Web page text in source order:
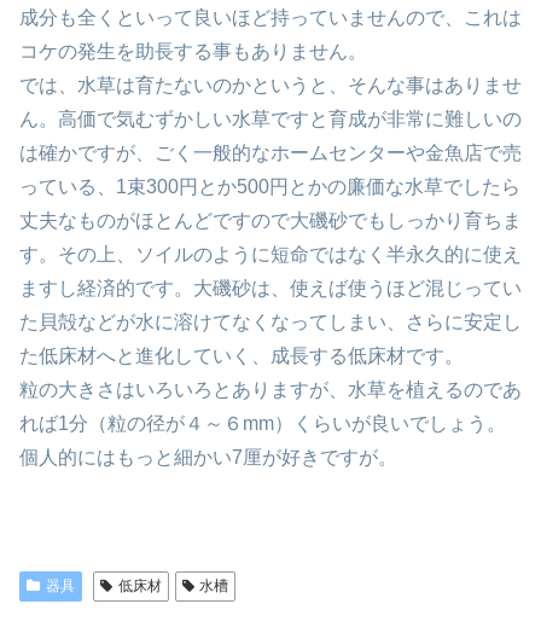
成分も全くといって良いほど持っていませんので、これは
コケの発生を助長する事もありません。
では、水草は育たないのかというと、そんな事はありませ
ん。高価で気むずかしい水草ですと育成が非常に難しいの
は確かですが、ごく一般的なホームセンターや金魚店で売
っている、1束300円とか500円とかの廉価な水草でしたら
丈夫なものがほとんどですので大磯砂でもしっかり育ちま
す。その上、ソイルのように短命ではなく半永久的に使え
ますし経済的です。大磯砂は、使えば使うほど混じってい
た貝殻などが水に溶けてなくなってしまい、さらに安定し
た低床材へと進化していく、成長する低床材です。
粒の大きさはいろいろとありますが、水草を植えるのであ
れば1分（粒の径が４～６mm）くらいが良いでしょう。
個人的にはもっと細かい7厘が好きですが。
器具 低床材 水槽